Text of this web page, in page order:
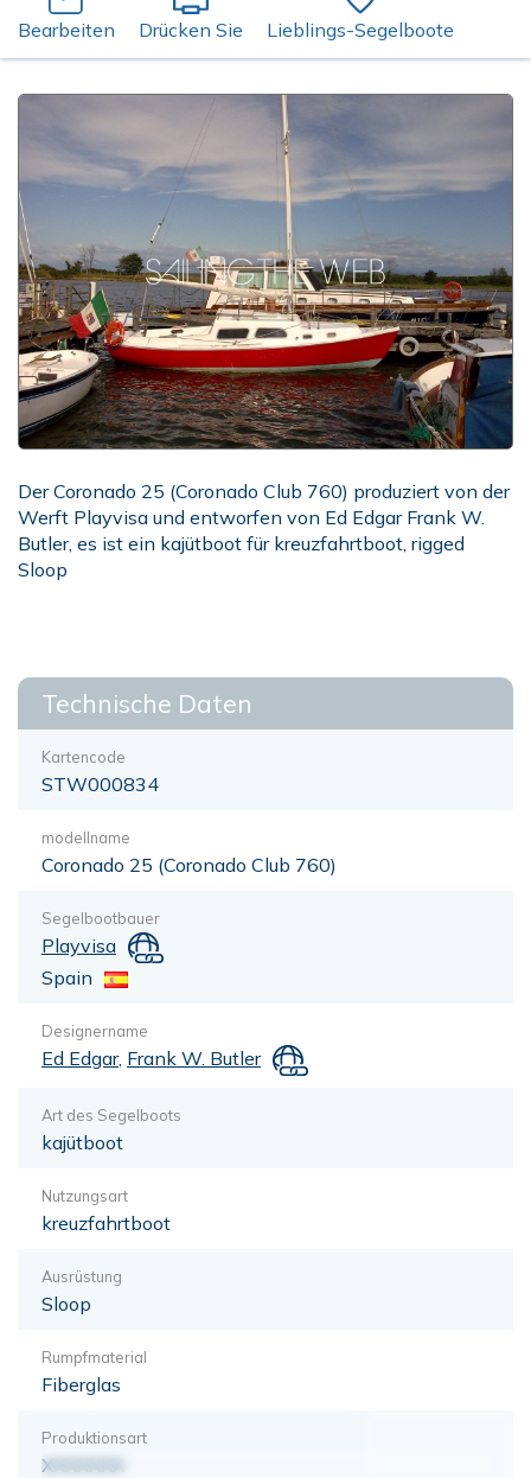
Bearbeiten Drücken Sie Lieblings-Segelboote
Der Coronado 25 (Coronado Club 760) produziert von der
Werft Playvisa und entworfen von Ed Edgar Frank W.
Butler, es ist ein kajütboot für kreuzfahrtboot, rigged
Sloop
Technische Daten
Kartencode
STW000834
modellname
Coronado 25 (Coronado Club 760)
Segelbootbauer
Playvisa
Spain
Designername
Ed Edgar, Frank W. Butler
Art des Segelboots
kajütboot
Nutzungsart
kreuzfahrtboot
Ausrüstung
Sloop
Rumpfmaterial
Fiberglas
Produktionsart
XXXXXXX